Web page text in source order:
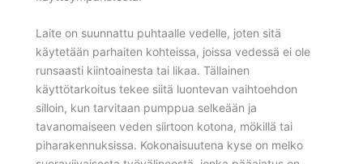
Laite on suunnattu puhtaalle vedelle, joten sitä
käytetään parhaiten kohteissa, joissa vedessä ei ole
runsaasti kiintoainesta tai likaa. Tällainen
käyttötarkoitus tekee siitä luontevan vaihtoehdon
silloin, kun tarvitaan pumppua selkeään ja
tavanomaiseen veden siirtoon kotona, mökillä tai
piharakennuksissa. Kokonaisuutena kyse on melko